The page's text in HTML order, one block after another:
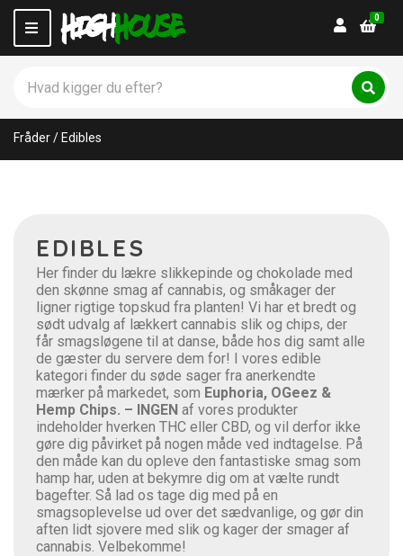
M
e
u
t
e
g
r
o
S
Login
0
Fråder/ Edibles
EDIBLES
Her finder du lækre slikkepinde og chokolade med
den skønne smag af cannabis, og småkager der
ligner rigtige topskud fra planten! Vi har et bredt og
sødt udvalg af lækkert cannabis slik og chips, der
får smagsløgene til at danse, både hos dig samt alle
de gæster du servere dem for! I vores edible
kategori finder du søde sager fra anerkendte
mærker på markedet, som Euphoria, OGeez &
Hemp Chips. – INGEN af vores produkter
indeholder hverken THC eller CBD, og vil derfor ikke
gøre dig påvirket på nogen måde ved indtagelse. På
den måde kan du opleve den fantastiske smag som
hamp har, uden at bekymre dig om at vælte rundt
bagefter. Så lad os tage dig med på en
smagsoplevelse ud over det sædvanlige, og gør din
aften lidt sjovere med slik og kager der smager af
cannabis. Velbekomme!